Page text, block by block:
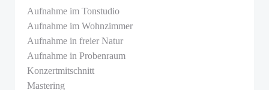
Aufnahme im Tonstudio
Aufnahme im Wohnzimmer
Aufnahme in freier Natur
Aufnahme in Probenraum
Konzertmitschnitt
Mastering